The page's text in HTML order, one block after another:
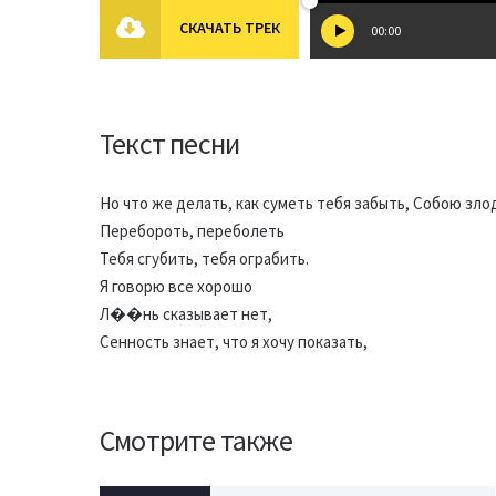
СКАЧАТЬ ТРЕК 00:00
Текст песни
Но что же делать, как суметь тебя забыть, Собою
Перебороть, переболеть
Тебя сгубить, тебя ограбить.
Я говорю все хорошо
Л��нь сказывает нет,
Сенность знает, что я хочу показать,
Смотрите также